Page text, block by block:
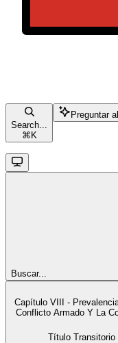
Search...
⌘ K
Preguntar
Buscar...
Capítulo VIII -
Conflicto Armado Y La
Título